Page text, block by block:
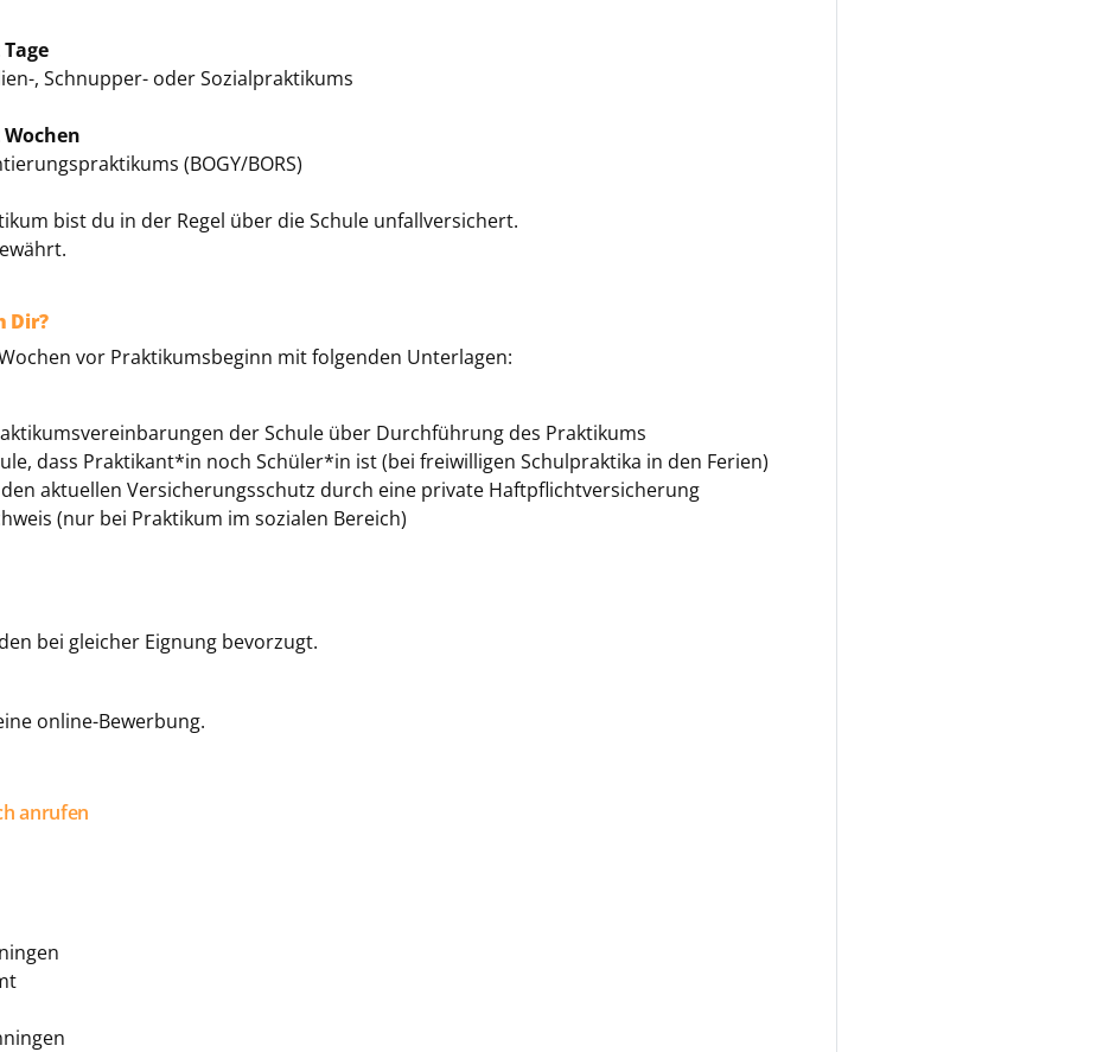
, Schnupper- oder Sozialpraktikums
Wochen
(BOGY/BORS)
bist du in der Regel über die Schule unfallversichert.
Dir?
vor Praktikumsbeginn mit folgenden Unterlagen:
der Schule über Durchführung des Praktikums
dass Praktikant*in noch Schüler*in ist (bei freiwilligen Schulpraktika in den Ferien)
aktuellen Versicherungsschutz durch eine private Haftpflichtversicherung
(nur bei Praktikum im sozialen Bereich)
bei gleicher Eignung bevorzugt.
online-Bewerbung.
anrufen